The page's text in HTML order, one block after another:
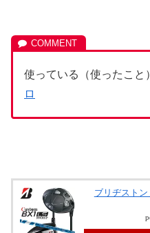
使っている（使ったこ
ロ
ブリヂスト